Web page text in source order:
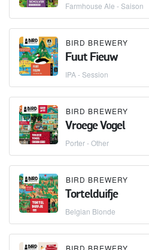
Farmhouse Ale - Saison
BIRD BREWERY
Fuut Fieuw
IPA - Session
BIRD BREWERY
Vroege Vogel
Porter - Other
BIRD BREWERY
Tortelduifje
Belgian Blonde